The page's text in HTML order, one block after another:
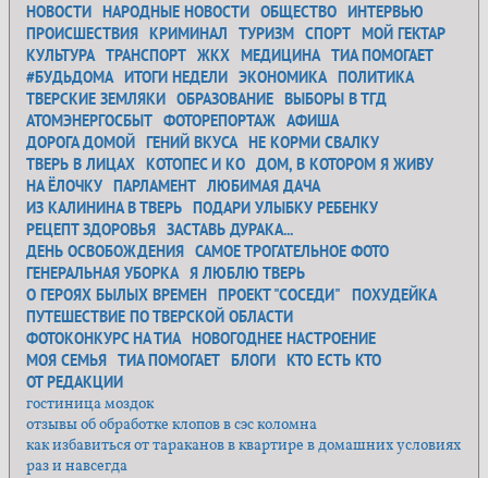
НОВОСТИ НАРОДНЫЕ НОВОСТИ ОБЩЕСТВО ИНТЕРВЬЮ
ПРОИСШЕСТВИЯ КРИМИНАЛ ТУРИЗМ СПОРТ МОЙ ГЕКТАР
КУЛЬТУРА ТРАНСПОРТ ЖКХ МЕДИЦИНА ТИА ПОМОГАЕТ
#БУДЬДОМА ИТОГИ НЕДЕЛИ ЭКОНОМИКА ПОЛИТИКА
ТВЕРСКИЕ ЗЕМЛЯКИ ОБРАЗОВАНИЕ ВЫБОРЫ В ТГД
АТОМЭНЕРГОСБЫТ ФОТОРЕПОРТАЖ АФИША
ДОРОГА ДОМОЙ ГЕНИЙ ВКУСА НЕ КОРМИ СВАЛКУ
ТВЕРЬ В ЛИЦАХ КОТОПЕС И КО ДОМ, В КОТОРОМ Я ЖИВУ
НА ЁЛОЧКУ ПАРЛАМЕНТ ЛЮБИМАЯ ДАЧА
ИЗ КАЛИНИНА В ТВЕРЬ ПОДАРИ УЛЫБКУ РЕБЕНКУ
РЕЦЕПТ ЗДОРОВЬЯ ЗАСТАВЬ ДУРАКА...
ДЕНЬ ОСВОБОЖДЕНИЯ САМОЕ ТРОГАТЕЛЬНОЕ ФОТО
ГЕНЕРАЛЬНАЯ УБОРКА Я ЛЮБЛЮ ТВЕРЬ
О ГЕРОЯХ БЫЛЫХ ВРЕМЕН ПРОЕКТ "СОСЕДИ"
ПОХУДЕЙКА
ПУТЕШЕСТВИЕ ПО ТВЕРСКОЙ ОБЛАСТИ
ФОТОКОНКУРС НА ТИА НОВОГОДНЕЕ НАСТРОЕНИЕ
МОЯ СЕМЬЯ ТИА ПОМОГАЕТ БЛОГИ КТО ЕСТЬ КТО
ОТ РЕДАКЦИИ
гостиница моздок
отзывы об обработке клопов в сэс коломна
как избавиться от тараканов в квартире в домашних условиях
раз и навсегда